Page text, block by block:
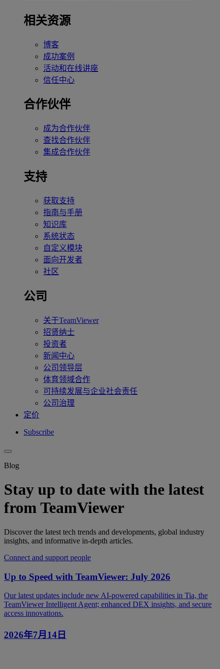
相关资源
博客
成功案例
活动和在线讲座
信任中心
合作伙伴
成为合作伙伴
查找合作伙伴
集成合作伙伴
支持
获取支持
指南与手册
知识库
系统状态
自定义模块
面向开发者
社区
公司
关于TeamViewer
招贤纳士
投资者
新闻中心
公司领导层
体育领域合作
可持续发展与企业社会责任
公司治理
定价
Subscribe
Blog
Stay up to date with the latest
from TeamViewer
Discover the latest tech trends and developments, global industry
insights, and informative in-depth articles.
Connect and support people
Up to Speed with TeamViewer: July 2026
Our latest updates include new AI-powered capabilities in Tia, the
TeamViewer Intelligent Agent; enhanced DEX insights, and secure
access innovations.
2026年7月14日